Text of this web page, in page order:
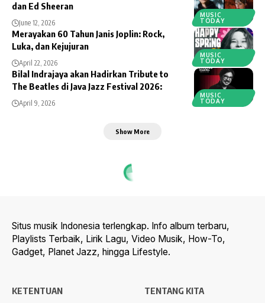
MUSIC
TODAY
dan Ed Sheeran
June 12, 2026
MUSIC
TODAY
Merayakan 60 Tahun Janis Joplin: Rock,
Luka, dan Kejujuran
April 22, 2026
MUSIC
TODAY
Bilal Indrajaya akan Hadirkan Tribute to
The Beatles di Java Jazz Festival 2026:
April 9, 2026
Show More
Situs musik Indonesia terlengkap. Info album terbaru,
Playlists Terbaik, Lirik Lagu, Video Musik, How-To,
Gadget, Planet Jazz, hingga Lifestyle.
KETENTUAN TENTANG KITA